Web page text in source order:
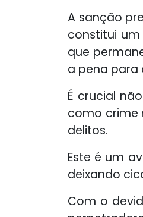
A sanção
constitui
que
a pena para
É crucial
como crime
delitos.
Este é um
deixando
Com o